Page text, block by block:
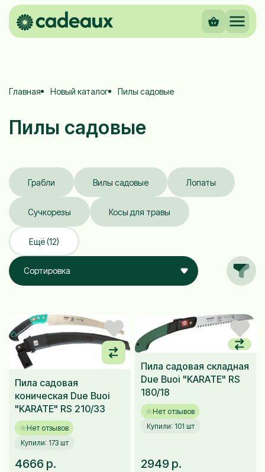
Главная Новый каталог Пилы садовые
Пилы садовые
Грабли Вилы садовые Лопаты
Сучкорезы Косы для травы
Ещё (12)
Сортировка
Пила садовая
коническая Due Buoi
"KARATE" RS 210/33
Нет отзывов
Купили: 173 шт
4666 р.
Пила садовая складная
Due Buoi "KARATE" RS
180/18
Нет отзывов
Купили: 101 шт
2949 р.